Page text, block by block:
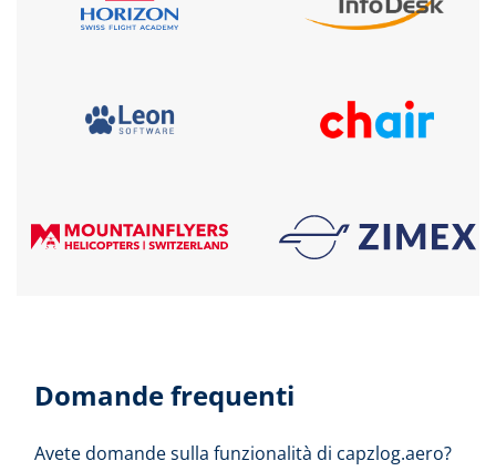
Domande frequenti
Avete domande sulla funzionalità di capzlog.aero?